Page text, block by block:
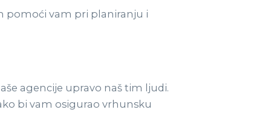
pomoći vam pri planiranju i
agencije upravo naš tim ljudi.
bi vam osigurao vrhunsku